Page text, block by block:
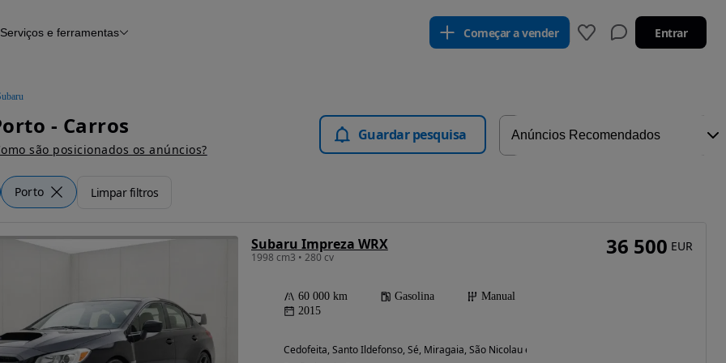
Histórico do veículo
Serviços e ferramentas Começar a vender Entrar
- Carros
são posicionados os anúncios?
Guardar pesquisa
Porto Limpar filtros
Subaru Impreza WRX
1998 cm3 • 280 cv
60 000 km Gasolina
Manual
2015
Cedofeita, Santo Ildefonso, Sé, Miragaia, São Nicolau e Vitória (Porto)
36 500 EUR